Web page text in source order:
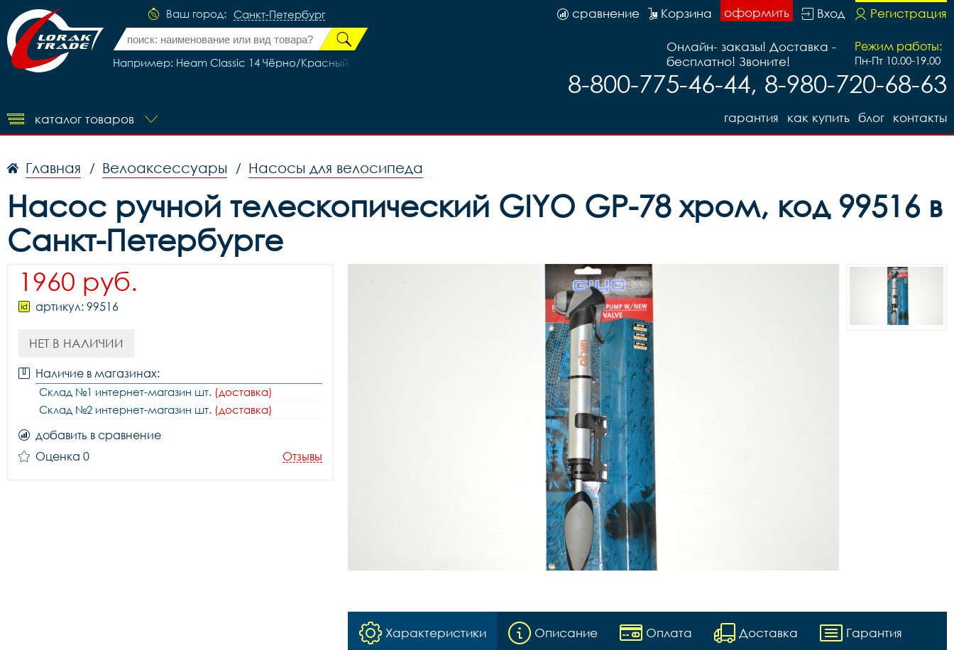
Ваш город: Санкт-Петербург
Например: Heam Classic 14 Чёрно/Красный
Регистрация
Вход
оформить
Корзина
сравнение
Режим работы:
Пн-Пт 10.00-19.00
Онлайн- заказы! Доставка -
бесплатно! Звоните!
8-800-775-46-44, 8-980-720-68-63
каталог товаров контакты
блог
как купить
гарантия
Главная / Велоаксессуары / Насосы для велосипеда
Насос ручной телескопический GIYO GP-78 хром, код 99516 в
Санкт-Петербурге
1960 руб.
артикул: 99516
НЕТ В НАЛИЧИИ
Наличие в магазинах:
Склад №1 интернет-магазин шт. (доставка)
Склад №2 интернет-магазин шт. (доставка)
добавить в сравнение
Оценка 0
Отзывы
Характеристики Описание Оплата Доставка Гарантия